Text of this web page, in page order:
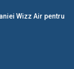
Wizz Air pentru